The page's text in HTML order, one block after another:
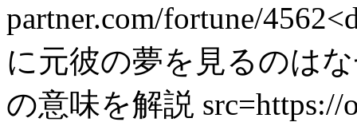
partner.com/fortune/4562
に元彼の夢を見るのは
の意味を解説 src=https://